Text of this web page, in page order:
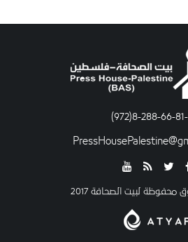
-8-288-66-81(972)
لبيت الصحافة 2017